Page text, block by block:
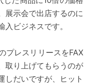
展示会で出店するのに
ビジネスです。
プレスリリースをFAX
取り上げてもらうのが
しだいですが、ヒット